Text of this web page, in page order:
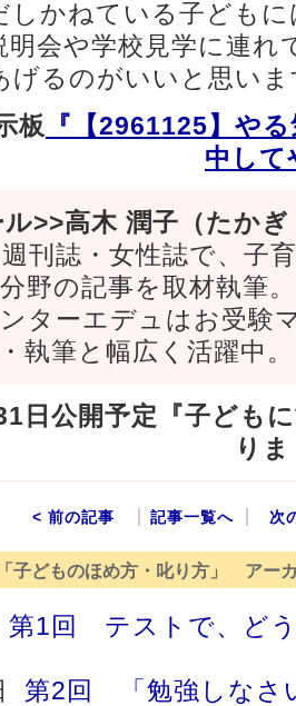
しかねている子ども
明会や学校見学に連れ
げるのがいいと思いま
板 『【2961125】や
中し
>>高木 潤子（たか
刊誌・女性誌で、子
野の記事を取材執筆
ターエデュはお受験
執筆と幅広く活躍中。
日公開予定『子ども
り
< 前の記事 記事一覧へ 次
子どものほめ方・叱り方」 アー
第1回 テストで、ど
第2回 「勉強しなさ